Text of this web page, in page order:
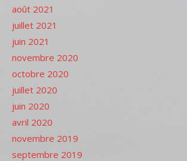
août 2021
juillet 2021
juin 2021
novembre 2020
octobre 2020
juillet 2020
juin 2020
avril 2020
novembre 2019
septembre 2019